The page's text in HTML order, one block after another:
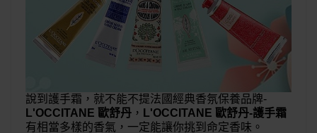
說到護手霜，就不能不提法國經典香氛保養品牌-
L'OCCITANE 歐舒丹 ， L'OCCITANE 歐舒丹-護手霜
有相當多樣的香氣，一定能讓你挑到命定香味。